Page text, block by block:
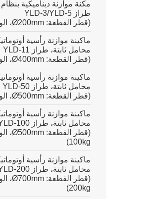
مكنة موازنة ديناميكية
طراز YLD-3/YLD-5
(قطر القطعة:
Ø200mm،
ماكينة موازنة رأسية
محامل ثابتة، طراز YLD-11
(قطر القطعة:
Ø400mm،
ماكينة موازنة رأسية
محامل ثابتة، طراز YLD-50
(قطر القطعة: Ø500mm، الوزن:
ماكينة موازنة رأسية
محامل ثابتة، طراز YLD-100
(قطر القطعة: Ø500mm، الوزن:
100kg
)
ماكينة موازنة رأسية
محامل ثابتة، طراز YLD-200
(قطر القطعة: Ø700mm، الوزن:
200kg
)